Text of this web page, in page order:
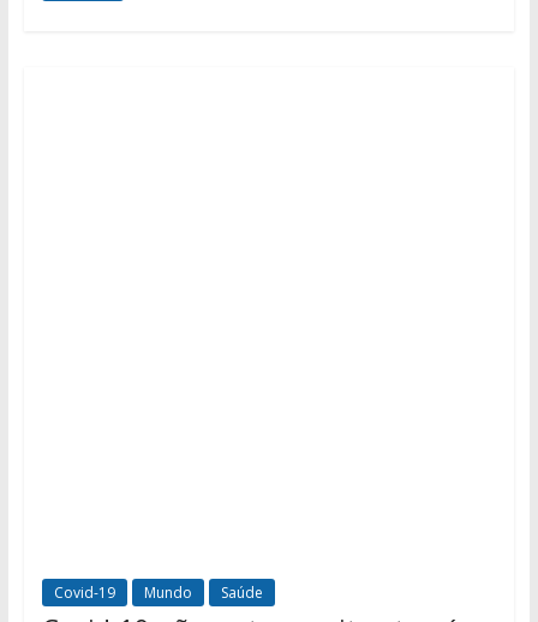
Covid-19 Mundo Saúde